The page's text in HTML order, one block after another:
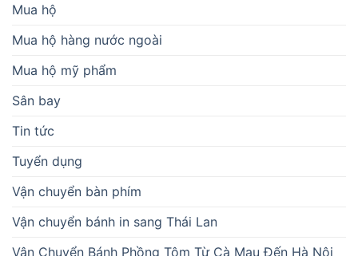
Mua hộ
Mua hộ hàng nước ngoài
Mua hộ mỹ phẩm
Sân bay
Tin tức
Tuyển dụng
Vận chuyển bàn phím
Vận chuyển bánh in sang Thái Lan
Vận Chuyển Bánh Phồng Tôm Từ Cà Mau Đến Hà Nội